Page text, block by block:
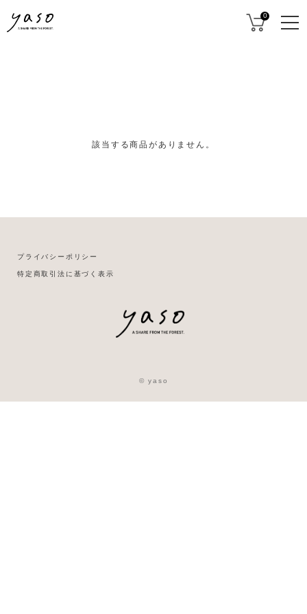
0
該当する商品がありません。
プライバシーポリシー
特定商取引法に基づく表示
© yaso